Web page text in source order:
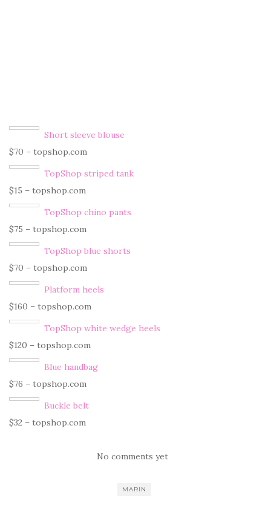
Short sleeve blouse
$70 – topshop.com
TopShop striped tank
$15 – topshop.com
TopShop chino pants
$75 – topshop.com
TopShop blue shorts
$70 – topshop.com
Platform heels
$160 – topshop.com
TopShop white wedge heels
$120 – topshop.com
Blue handbag
$76 – topshop.com
Buckle belt
$32 – topshop.com
No comments yet
MARIN